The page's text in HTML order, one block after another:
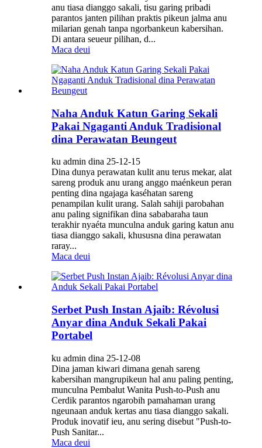
anu tiasa dianggo sakali, tisu garing pribadi
parantos janten pilihan praktis pikeun jalma anu
milarian genah tanpa ngorbankeun kabersihan.
Di antara seueur pilihan, d...
Maca deui
Naha Anduk Katun Garing Sekali
Pakai Ngaganti Anduk Tradisional
dina Perawatan Beungeut
ku admin dina 25-12-15
Dina dunya perawatan kulit anu terus mekar, alat
sareng produk anu urang anggo maénkeun peran
penting dina ngajaga kaséhatan sareng
penampilan kulit urang. Salah sahiji parobahan
anu paling signifikan dina sababaraha taun
terakhir nyaéta munculna anduk garing katun anu
tiasa dianggo sakali, khususna dina perawatan
raray...
Maca deui
Serbet Push Instan Ajaib: Révolusi
Anyar dina Anduk Sekali Pakai
Portabel
ku admin dina 25-12-08
Dina jaman kiwari dimana genah sareng
kabersihan mangrupikeun hal anu paling penting,
munculna Pembalut Wanita Push-to-Push anu
Cerdik parantos ngarobih pamahaman urang
ngeunaan anduk kertas anu tiasa dianggo sakali.
Produk inovatif ieu, anu sering disebut "Push-to-
Push Sanitar...
Maca deui